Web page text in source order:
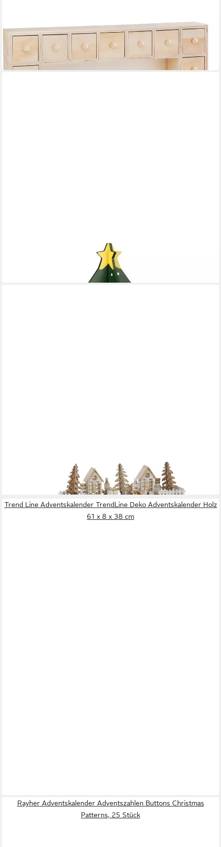
VBS
Adventskalender Rahmen Sperrholz
32,45 €
in 4-5 Werktagen bei dir
Adventskalender Mica Decorations Adventskalender
Weihnachten 24 Fächer H30x
Tannenbaum natur/weiß 24 Häuschen
in 3-4 Werktagen bei dir
Trend Line Adventskalender TrendLine Deko Adventskalender Holz
61 x 8 x 38 cm
Rayher Adventskalender Adventszahlen Buttons Christmas
Patterns, 25 Stück